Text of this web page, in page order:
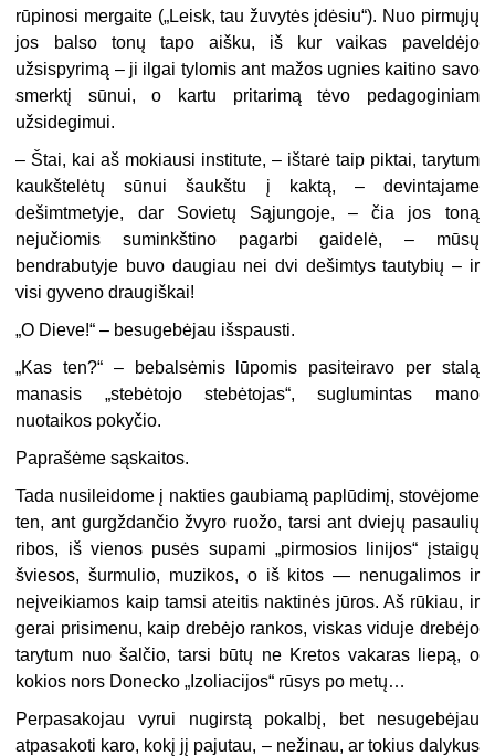
rūpinosi mergaite („Leisk, tau žuvytės įdėsiu“). Nuo pirmųjų
jos balso tonų tapo aišku, iš kur vaikas paveldėjo
užsispyrimą – ji ilgai tylomis ant mažos ugnies kaitino savo
smerktį sūnui, o kartu pritarimą tėvo pedagoginiam
užsidegimui.
– Štai, kai aš mokiausi institute, – ištarė taip piktai, tarytum
kaukštelėtų sūnui šaukštu į kaktą, – devintajame
dešimtmetyje, dar Sovietų Sąjungoje, – čia jos toną
nejučiomis suminkštino pagarbi gaidelė, – mūsų
bendrabutyje buvo daugiau nei dvi dešimtys tautybių – ir
visi gyveno draugiškai!
„O Dieve!“ – besugebėjau išspausti.
„Kas ten?“ – bebalsėmis lūpomis pasiteiravo per stalą
manasis „stebėtojo stebėtojas“, suglumintas mano
nuotaikos pokyčio.
Paprašėme sąskaitos.
Tada nusileidome į nakties gaubiamą paplūdimį, stovėjome
ten, ant gurgždančio žvyro ruožo, tarsi ant dviejų pasaulių
ribos, iš vienos pusės supami „pirmosios linijos“ įstaigų
šviesos, šurmulio, muzikos, o iš kitos — nenugalimos ir
neįveikiamos kaip tamsi ateitis naktinės jūros. Aš rūkiau, ir
gerai prisimenu, kaip drebėjo rankos, viskas viduje drebėjo
tarytum nuo šalčio, tarsi būtų ne Kretos vakaras liepą, o
kokios nors Donecko „Izoliacijos“ rūsys po metų…
Perpasakojau vyrui nugirstą pokalbį, bet nesugebėjau
atpasakoti karo, kokį jį pajutau, – nežinau, ar tokius dalykus